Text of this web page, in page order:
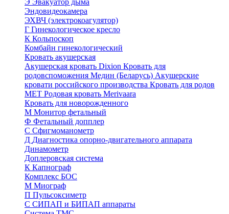
Э Эвакуатор дыма
Эндовидеокамера
ЭХВЧ (электрокоагулятор)
Г Гинекологическое кресло
К Кольпоскоп
Комбайн гинекологический
Кровать акушерская
Акушерская кровать Dixion Кровать для
родовспоможения Медин (Беларусь) Акушерские
кровати российского производства Кровать для родов
МЕТ Родовая кровать Merivaara
Кровать для новорожденного
М Монитор фетальный
Ф Фетальный допплер
C Cфигмоманометр
Д Диагностика опорно-двигательного аппарата
Динамометр
Доплеровская система
К Капнограф
Комплекс БОС
М Миограф
П Пульсоксиметр
С СИПАП и БИПАП аппараты